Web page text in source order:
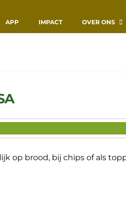
APP IMPACT OVER ONS
op brood, bij chips of als